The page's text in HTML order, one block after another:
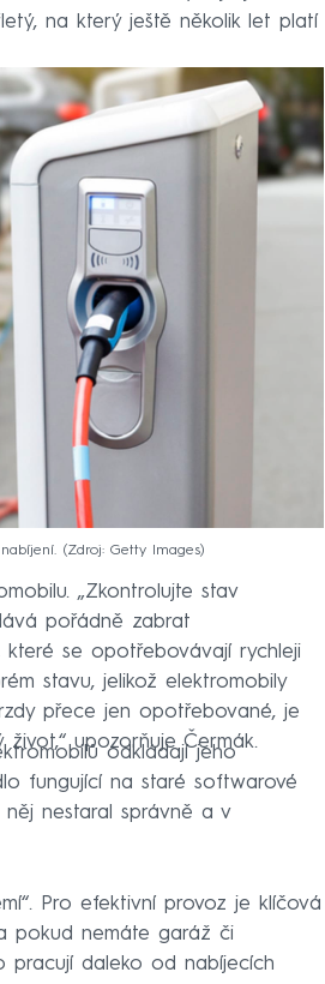
na který ještě několik let platí
Zdroj: Getty Images
„Zkontrolujte stav
pořádně zabrat
které se opotřebovávají rychleji
stavu, jelikož elektromobily
přece jen opotřebované, je
upozorňuje Čermák.
odkládají jeho
fungující na staré softwarové
nestaral správně a v
Pro efektivní provoz je klíčová
pokud nemáte garáž či
pracují daleko od nabíjecích